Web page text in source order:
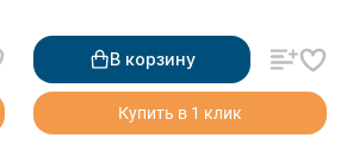
В корзину
Купить в 1 клик